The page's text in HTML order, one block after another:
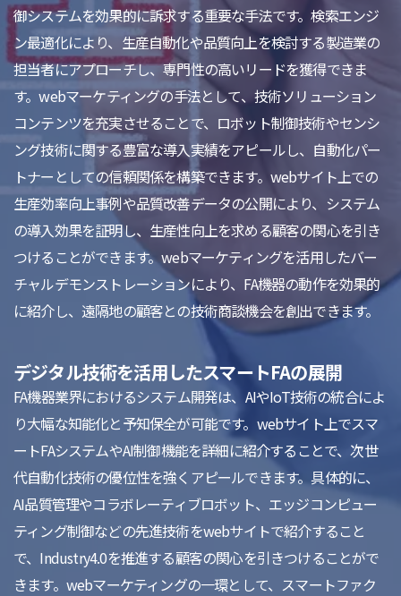
御システムを効果的に訴求する重要な手法です。検索エンジ
ン最適化により、生産自動化や品質向上を検討する製造業の
担当者にアプローチし、専門性の高いリードを獲得できま
す。webマーケティングの手法として、技術ソリューション
コンテンツを充実させることで、ロボット制御技術やセンシ
ング技術に関する豊富な導入実績をアピールし、自動化パー
トナーとしての信頼関係を構築できます。webサイト上での
生産効率向上事例や品質改善データの公開により、システム
の導入効果を証明し、生産性向上を求める顧客の関心を引き
つけることができます。webマーケティングを活用したバー
チャルデモンストレーションにより、FA機器の動作を効果的
に紹介し、遠隔地の顧客との技術商談機会を創出できます。
デジタル技術を活用したスマートFAの展開
FA機器業界におけるシステム開発は、AIやIoT技術の統合によ
り大幅な知能化と予知保全が可能です。webサイト上でスマ
ートFAシステムやAI制御機能を詳細に紹介することで、次世
代自動化技術の優位性を強くアピールできます。具体的に、
AI品質管理やコラボレーティブロボット、エッジコンピュー
ティング制御などの先進技術をwebサイトで紹介すること
で、Industry4.0を推進する顧客の関心を引きつけることがで
きます。webマーケティングの一環として、スマートファク